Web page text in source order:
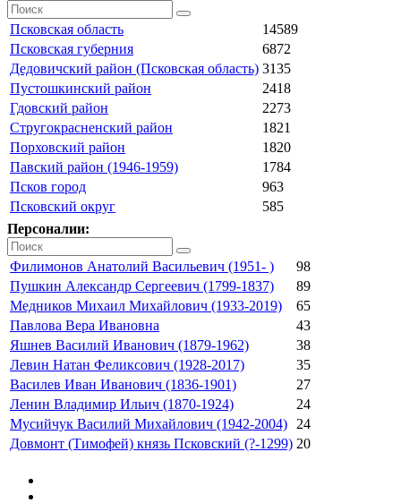
Псковская область
14589
Псковская губерния
6872
Дедовичский район (Псковская область) 3135
Пустошкинский район
2418
Гдовский район
2273
Стругокрасненский район
1821
Порховский район
1820
Павский район (1946-1959)
1784
Псков город
963
Псковский округ
585
Персоналии:
Филимонов Анатолий Васильевич (1951- )
98
Пушкин Александр Сергеевич (1799-1837)
89
Медников Михаил Михайлович (1933-2019)
65
Павлова Вера Ивановна
43
Яшнев Василий Иванович (1879-1962)
38
Левин Натан Феликсович (1928-2017)
35
Василев Иван Иванович (1836-1901)
27
Ленин Владимир Ильич (1870-1924)
24
Мусийчук Василий Михайлович (1942-2004)
24
Довмонт (Тимофей) князь Псковский (?-1299) 20